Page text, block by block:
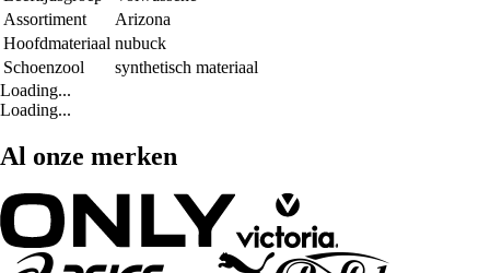
Assortiment
Arizona
Hoofdmateriaal nubuck
Schoenzool
synthetisch materiaal
Loading...
Loading...
Al onze merken